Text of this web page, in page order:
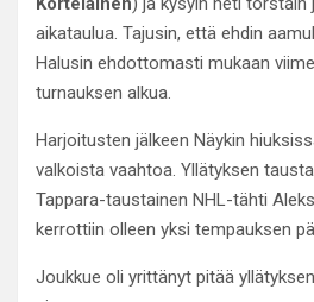
aikataulua. Tajusin, että ehdin
Halusin ehdottomasti mukaan
turnauksen alkua.
Harjoitusten jälkeen Näykin
valkoista vaahtoa. Yllätyksen
Tappara-taustainen NHL-tähti
kerrottiin olleen yksi tempauksen
Joukkue oli yrittänyt pitää